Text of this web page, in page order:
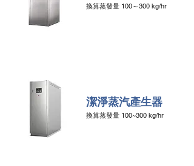
換算蒸發量 100～300 kg/hr
潔淨蒸汽產生器
換算蒸發量 100~300 kg/hr